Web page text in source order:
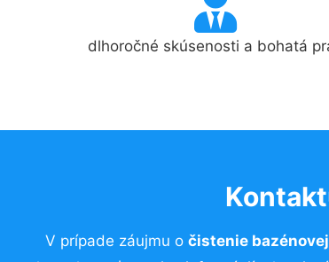
dlhoročné skúsenosti a bohatá
V prípade záujmu o čistenie